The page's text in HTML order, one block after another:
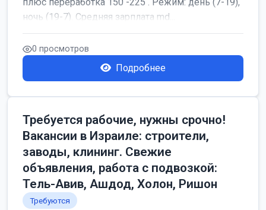
ночь (19-7). Средняя зарплата md...
0 просмотров
Подробнее
Требуется рабочие, нужны срочно!
Вакансии в Израиле: строители,
заводы, клининг. Свежие
объявления, работа с подвозкой:
Тель-Авив, Ашдод, Холон, Ришон
Требуются